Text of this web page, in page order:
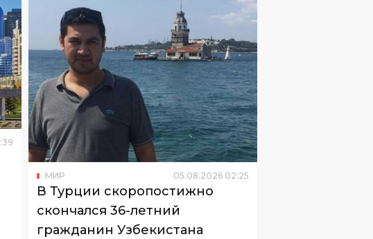
:39
МИР 05.08.2026 02:25
В Турции скоропостижно
скончался 36-летний
гражданин Узбекистана